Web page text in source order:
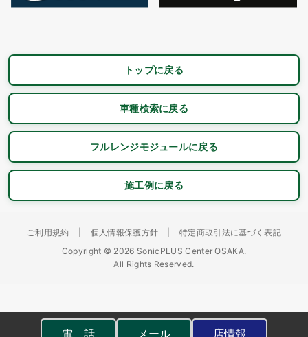
トップに戻る
車種検索に戻る
フルレンジモジュールに戻る
施工例に戻る
電 話 メール 店情報
ご利用規約 個人情報保護方針
特定商取引法に基づく表記
Copyright © 2026 SonicPLUS Center OSAKA.
All Rights Reserved.